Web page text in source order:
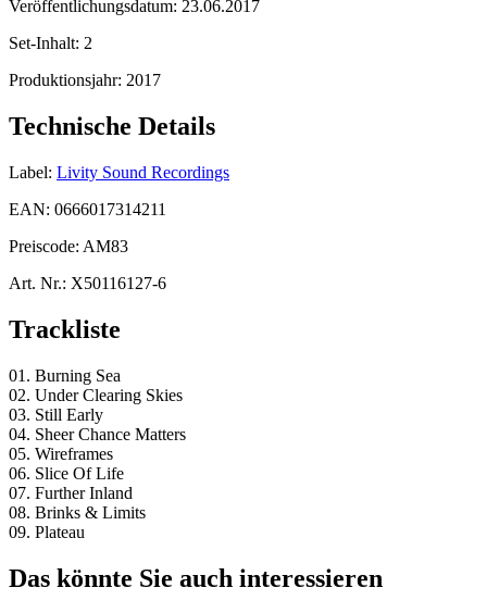
Veröffentlichungsdatum: 23.06.2017
Set-Inhalt: 2
Produktionsjahr: 2017
Technische Details
Label: Livity Sound Recordings
EAN: 0666017314211
Preiscode: AM83
Art. Nr.: X50116127-6
Trackliste
01. Burning Sea
02. Under Clearing Skies
03. Still Early
04. Sheer Chance Matters
05. Wireframes
06. Slice Of Life
07. Further Inland
08. Brinks & Limits
09. Plateau
Das könnte Sie auch interessieren